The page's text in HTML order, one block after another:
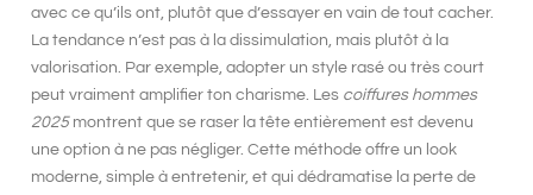
avec ce qu’ils ont, plutôt que d’essayer en vain de tout cacher.
La tendance n’est pas à la dissimulation, mais plutôt à la
valorisation. Par exemple, adopter un style rasé ou très court
peut vraiment amplifier ton charisme. Les coiffures hommes
2025montrent que se raser la tête entièrement est devenu
une option à ne pas négliger. Cette méthode offre un look
moderne, simple à entretenir, et qui dédramatise la perte de